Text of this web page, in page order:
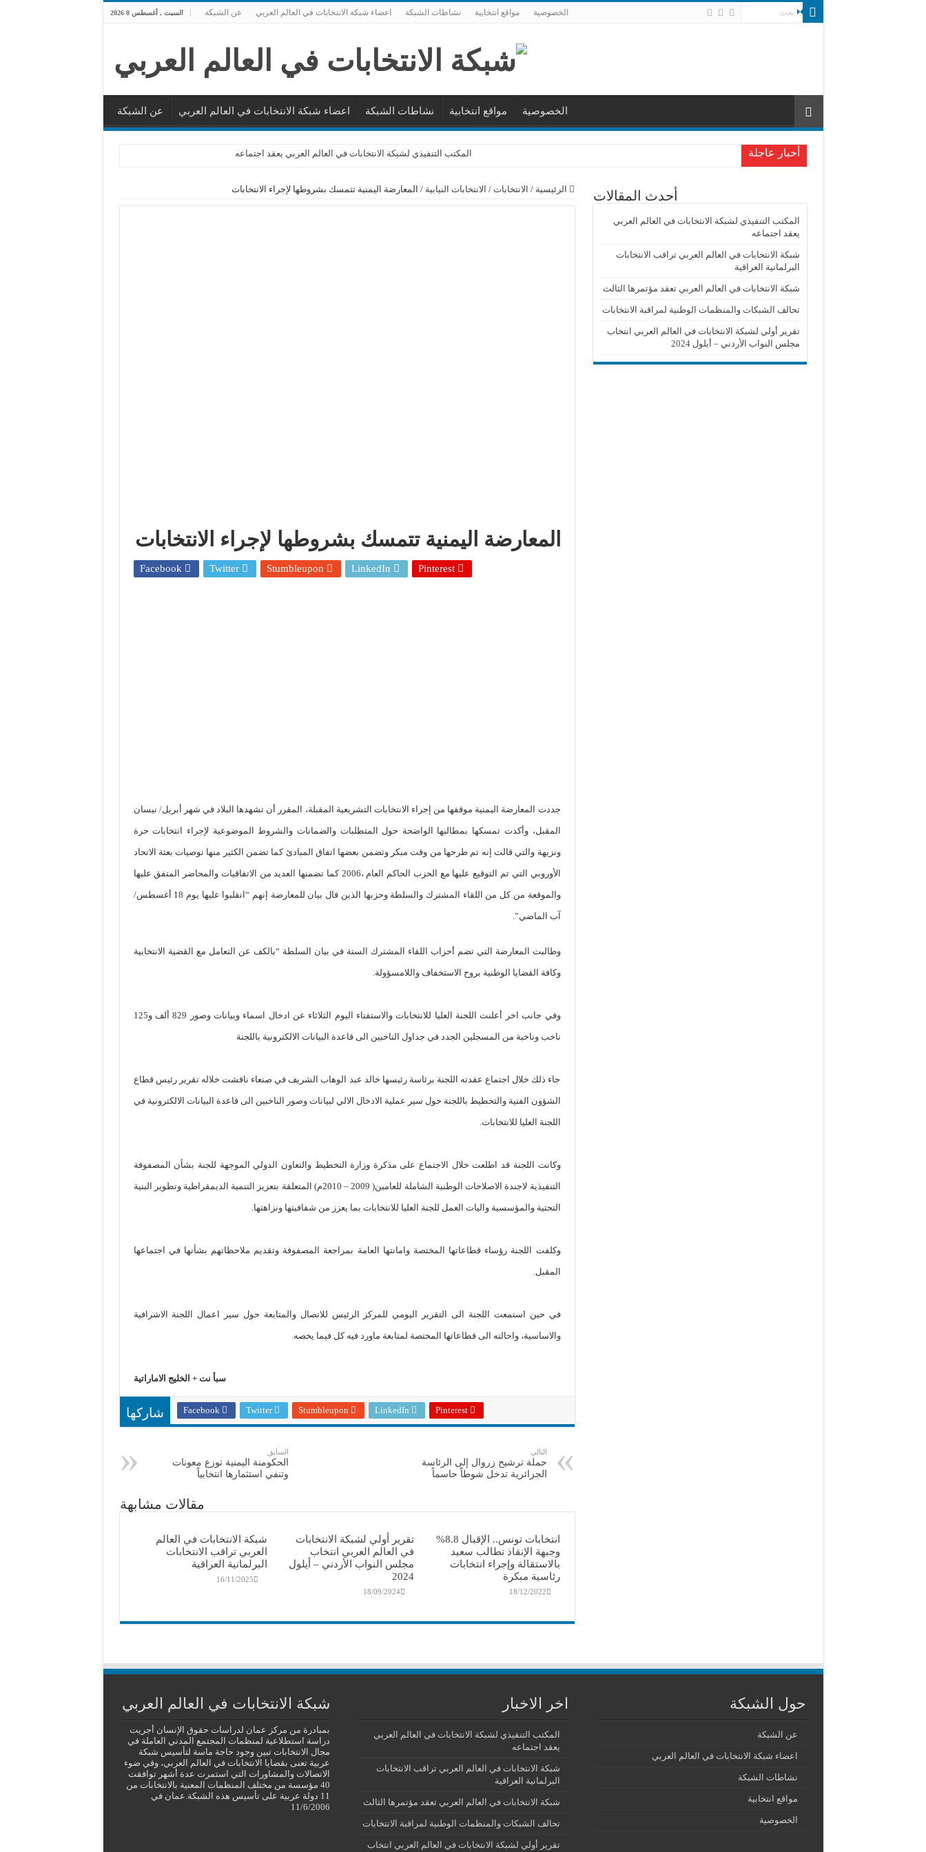
السبت , أغسطس 8 2026 عن الشبكة اعضاء شبكة الانتخابات في العالم العربي نشاطات الشبكة مواقع انتخابية الخصوصية
عن الشبكة اعضاء شبكة الانتخابات في العالم العربي نشاطات الشبكة مواقع انتخابية الخصوصية
أخبار عاجلة
المكتب التنفيذي لشبكة الانتخابات في العالم العربي يعقد اجتماعه
شبكة الانتخابات في العالم العربي تعقد مؤتمرها الثالث
الرئيسية / الانتخابات / الانتخابات النيابية / المعارضة اليمنية تتمسك بشروطها لإجراء الانتخابات
المعارضة اليمنية تتمسك بشروطها لإجراء الانتخابات
Facebook Twitter Stumbleupon LinkedIn Pinterest
جددت المعارضة اليمنية موقفها من إجراء الانتخابات التشريعية المقبلة، المقرر أن تشهدها البلاد في شهر أبريل/ نيسان
المقبل، وأكدت تمسكها بمطالبها الواضحة حول المتطلبات والضمانات والشروط الموضوعية لإجراء انتخابات حرة
ونزيهة والتي قالت إنه تم طرحها من وقت مبكر وتضمن بعضها اتفاق المبادئ كما تضمن الكثير منها توصيات بعثة الاتحاد
الأوروبي التي تم التوقيع عليها مع الحزب الحاكم العام ،2006 كما تضمنها العديد من الاتفاقيات والمحاضر المتفق عليها
والموقعة من كل من اللقاء المشترك والسلطة وحزبها الذين قال بيان للمعارضة إنهم “انقلبوا عليها يوم 18 أغسطس/
آب الماضي”.
وطالبت المعارضة التي تضم أحزاب اللقاء المشترك الستة في بيان السلطة “بالكف عن التعامل مع القضية الانتخابية
وكافة القضايا الوطنية بروح الاستخفاف واللامسؤولة.
وفي جانب اخر أعلنت اللجنة العليا للانتخابات والاستفتاء اليوم الثلاثاء عن ادخال اسماء وبيانات وصور 829 ألف و125
ناخب وناخبة من المسجلين الجدد في جداول الناخبين الى قاعدة البيانات الالكترونية باللجنة
جاء ذلك خلال اجتماع عقدته اللجنة برئاسة رئيسها خالد عبد الوهاب الشريف في صنعاء ناقشت خلاله تقرير رئيس قطاع
الشؤون الفنية والتخطيط باللجنة حول سير عملية الادخال الالي لبيانات وصور الناخبين الى قاعدة البيانات الالكترونية في
اللجنة العليا للانتخابات.
وكانت اللجنة قد اطلعت خلال الاجتماع على مذكرة وزارة التخطيط والتعاون الدولي الموجهة للجنة بشأن المصفوفة
التنفيذية لاجندة الاصلاحات الوطنية الشاملة للعامين( 2009 – 2010م) المتعلقة بتعزيز التنمية الديمقراطية وتطوير البنية
التحتية والمؤسسية واليات العمل للجنة العليا للانتخابات بما يعزز من شفافيتها ونزاهتها.
وكلفت اللجنة رؤساء قطاعاتها المختصة وامانتها العامة بمراجعة المصفوفة وتقديم ملاحظاتهم بشأنها في اجتماعها
المقبل.
في حين استمعت اللجنة الى التقرير اليومي للمركز الرئيس للاتصال والمتابعة حول سير اعمال اللجنة الاشرافية
والاساسية، واحالته الى قطاعاتها المختصة لمتابعة ماورد فيه كل فيما يخصه.
سبأ نت + الخليج الاماراتية
شاركها Facebook Twitter Stumbleupon LinkedIn Pinterest
السابق
الحكومنة اليمنية توزع معونات
وتنفي استثمارها انتخابياً
التالي
حملة ترشيح زروال إلى الرئاسة
الجزائرية تدخل شوطاً حاسماً
مقالات مشابهة
شبكة الانتخابات في العالم
العربي تراقب الانتخابات
البرلمانية العراقية
16/11/2025
تقرير أولي لشبكة الانتخابات
في العالم العربي انتخاب
مجلس النواب الأردني – أيلول
2024
18/09/2024
انتخابات تونس.. الإقبال 8.8%
وجبهة الإنقاذ تطالب سعيد
بالاستقالة وإجراء انتخابات
رئاسية مبكرة
18/12/2022
أحدث المقالات
المكتب التنفيذي لشبكة الانتخابات في العالم العربي
يعقد اجتماعه
شبكة الانتخابات في العالم العربي تراقب الانتخابات
البرلمانية العراقية
شبكة الانتخابات في العالم العربي تعقد مؤتمرها الثالث
تحالف الشبكات والمنظمات الوطنية لمراقبة الانتخابات
تقرير أولي لشبكة الانتخابات في العالم العربي انتخاب
مجلس النواب الأردني – أيلول 2024
شبكة الانتخابات في العالم العربي
بمبادرة من مركز عمان لدراسات حقوق الإنسان أجريت
دراسة استطلاعية لمنظمات المجتمع المدني العاملة في
مجال الانتخابات تبين وجود حاجة ماسة لتأسيس شبكة
عربية تعنى بقضايا الانتخابات في العالم العربي، وفي ضوء
الاتصالات والمشاورات التي استمرت عدة أشهر توافقت
40 مؤسسة من مختلف المنظمات المعنية بالانتخابات من
11 دولة عربية على تأسيس هذه الشبكة.عمان في
11/6/2006
اخر الاخبار
المكتب التنفيذي لشبكة الانتخابات في العالم العربي
يعقد اجتماعه
شبكة الانتخابات في العالم العربي تراقب الانتخابات
البرلمانية العراقية
شبكة الانتخابات في العالم العربي تعقد مؤتمرها الثالث
تحالف الشبكات والمنظمات الوطنية لمراقبة الانتخابات
تقرير أولي لشبكة الانتخابات في العالم العربي انتخاب
حول الشبكة
عن الشبكة
اعضاء شبكة الانتخابات في العالم العربي
نشاطات الشبكة
مواقع انتخابية
الخصوصية